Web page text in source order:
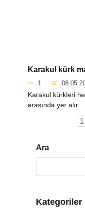
Karakul kürk
1
Karakul kürkleri
arasında yer alır.
1
Ara
Kategoriler